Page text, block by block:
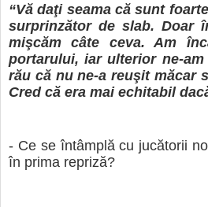
“Vă daţi seama că sunt
surprinzător de slab. Doar
mişcăm câte ceva. Am
portarului, iar ulterior ne-
rău că nu ne-a reuşit măcar
Cred că era mai echitabil
- Ce se întâmplă cu jucătorii
în prima repriză?